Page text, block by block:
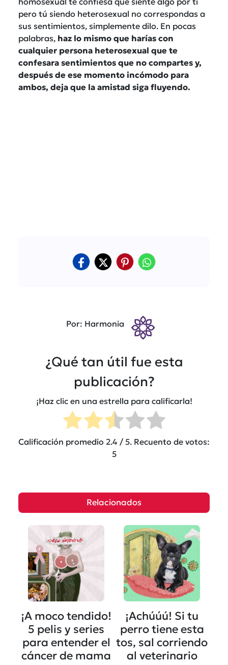
pero tú siendo heterosexual no correspondas a
sus sentimientos, simplemente dilo. En pocas
palabras, haz lo mismo que harías con
cualquier persona heterosexual que te
confesara sentimientos que no compartes y,
después de ese momento incómodo para
ambos, deja que la amistad siga fluyendo.
Por: Harmonia
¿Qué tan útil fue esta
publicación?
¡Haz clic en una estrella para calificarla!
Calificación promedio 2.4 / 5. Recuento de votos:
5
Relacionados
¡A moco tendido!
5 pelis y series
para entender el
cáncer de mama
¡Achúúú! Si tu
perro tiene esta
tos, sal corriendo
al veterinario